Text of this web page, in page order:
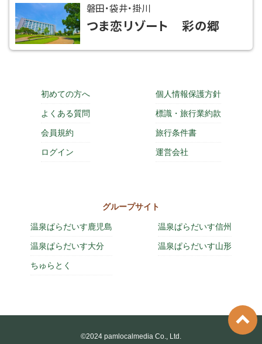
磐田・袋井・掛川
つま恋リゾート 彩の郷
初めての方へ
よくある質問
会員規約
ログイン
個人情報保護方針
標識・旅行業約款
旅行条件書
運営会社
グループサイト
温泉ぱらだいす鹿児島
温泉ぱらだいす大分
ちゅらとく
温泉ぱらだいす信州
温泉ぱらだいす山形
©2024 pamlocalmedia Co., Ltd.